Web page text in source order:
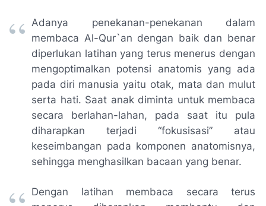
Adanya penekanan-penekanan dalam
membaca Al-Qur`an dengan baik dan benar
diperlukan latihan yang terus menerus dengan
mengoptimalkan potensi anatomis yang ada
pada diri manusia yaitu otak, mata dan mulut
serta hati. Saat anak diminta untuk membaca
secara berlahan-lahan, pada saat itu pula
diharapkan terjadi “fokusisasi” atau
keseimbangan pada komponen anatomisnya,
sehingga menghasilkan bacaan yang benar.
Dengan latihan membaca secara terus